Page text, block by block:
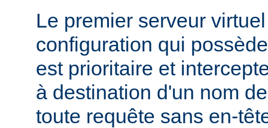
Le premier serveur
configuration qui
est prioritaire et
à destination d'un nom
toute requête sans en-